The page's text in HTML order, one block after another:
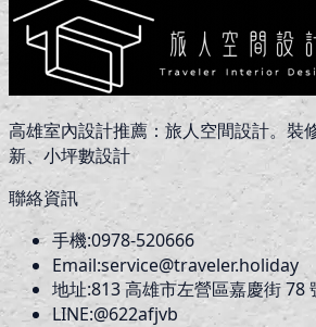
高雄室內設計推薦：旅人空間設計。裝
新、小坪數設計
聯絡資訊
手機:0978-520666
Email:service@traveler.holiday
地址:813高雄市左營區嘉慶街 78
LINE:@622afjvb